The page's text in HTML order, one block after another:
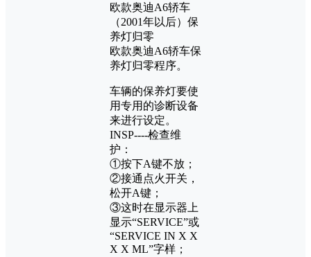
欧款奥迪A6轿车
（2001年以后）保
养灯归零
欧款奥迪A6轿车保
养灯归零程序。
车辆的保养灯要使
用专用的诊断设备
来进行设定。
INSP----检查维
护：
①按下A键不放；
②接通点火开关，
松开A键；
③这时在显示器上
显示“SERVICE”或
“SERVICE IN X X
X X ML”字样；